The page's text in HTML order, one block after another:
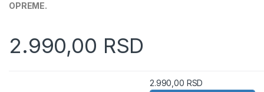
OPREME.
2.990,00 RSD
2.990,00 RSD